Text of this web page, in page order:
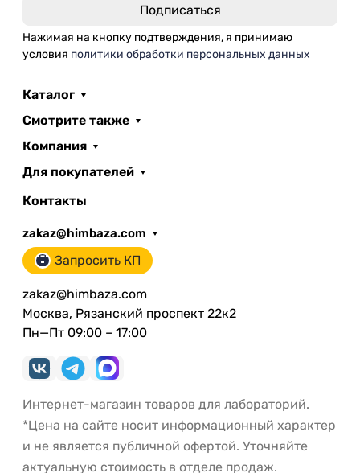
Нажимая на кнопку подтверждения, я принимаю
условия политики обработки персональных данных
Каталог
Смотрите также
Компания
Для покупателей
Контакты
zakaz@himbaza.com
Запросить КП
zakaz@himbaza.com
Москва, Рязанский проспект 22к2
Пн—Пт 09:00 – 17:00
Интернет-магазин товаров для лабораторий.
*Цена на сайте носит информационный характер
и не является публичной офертой. Уточняйте
актуальную стоимость в отделе продаж.